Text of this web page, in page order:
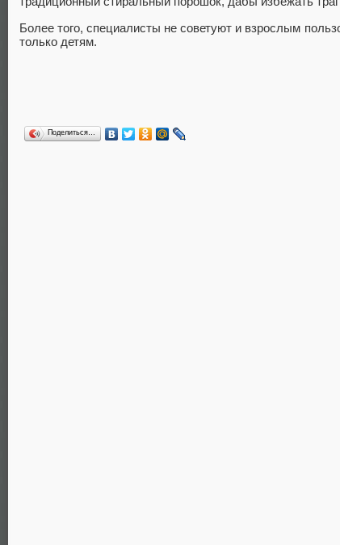
Более того, специалисты не советуют и взрослым
только детям.
Поделиться…